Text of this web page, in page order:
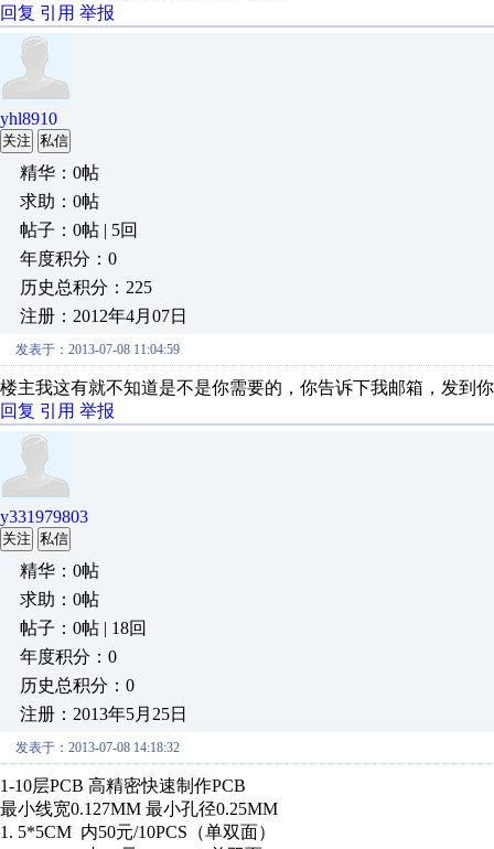
回复 引用 举报
yhl8910
关注 私信
精华：0帖
求助：0帖
帖子：0帖 | 5回
年度积分：0
历史总积分：225
注册：2012年4月07日
发表于：2013-07-08 11:04:59
楼主我这有就不知道是不是你需要的，你告诉下我邮箱，发到
回复 引用 举报
y331979803
关注 私信
精华：0帖
求助：0帖
帖子：0帖 | 18回
年度积分：0
历史总积分：0
注册：2013年5月25日
发表于：2013-07-08 14:18:32
1-10层PCB 高精密快速制作PCB
最小线宽0.127MM 最小孔径0.25MM
1. 5*5CM 内50元/10PCS（单双面）